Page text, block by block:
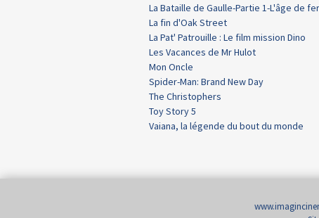
La Bataille de Gaulle-Partie 1-L'âge de fer
La fin d'Oak Street
La Pat' Patrouille : Le film mission Dino
Les Vacances de Mr Hulot
Mon Oncle
Spider-Man: Brand New Day
The Christophers
Toy Story 5
Vaiana, la légende du bout du monde